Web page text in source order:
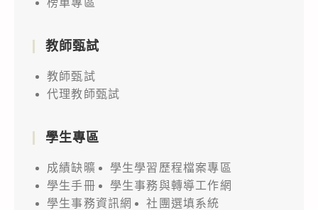
教師甄試
教師甄試
代理教師甄試
學生專區
成績缺曠
學生學習歷程檔案專區
學生手冊
學生事務與轉導工作網
學生事務資訊網
社團選填系統